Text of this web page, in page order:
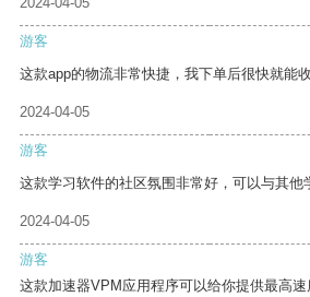
游客
这款app的物流非常快捷，我下单后很快就能收
2024-04-05
游客
这款学习软件的社区氛围非常好，可以与其他
2024-04-05
游客
这款加速器VPM应用程序可以给你提供最高